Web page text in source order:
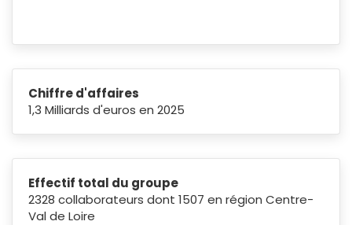
Chiffre d'affaires
1,3 Milliards d'euros en 2025
Effectif total du groupe
2328 collaborateurs dont 1507 en région Centre-
Val de Loire